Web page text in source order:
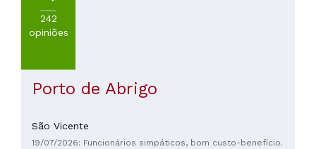
242
opiniões
Porto de Abrigo
São Vicente
19/07/2026: Funcionários simpáticos, bom custo-benefício.